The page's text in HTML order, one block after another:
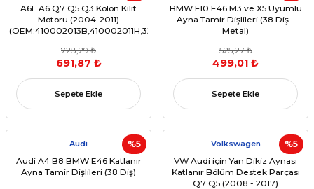
A6L A6 Q7 Q5 Q3 Kolon Kilit
Motoru (2004-2011)
(OEM:410002013B,410002011H,32062,J518)
728,29 ₺
691,87 ₺
Sepete Ekle
BMW F10 E46 M3 ve X5 Uyumlu
Ayna Tamir Dişlileri (38 Diş -
Metal)
525,27 ₺
499,01 ₺
Sepete Ekle
%5
Audi
Audi A4 B8 BMW E46 Katlanır
Ayna Tamir Dişlileri (38 Diş)
%5
Volkswagen
VW Audi için Yan Dikiz Aynası
Katlanır Bölüm Destek Parçası
Q7 Q5 (2008 - 2017)